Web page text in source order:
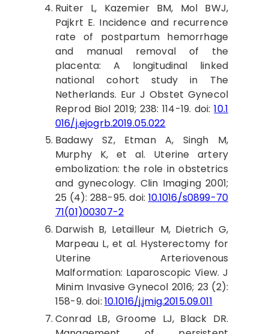
RuiterL, Kazemier BM, Mol BWJ,
Pajkrt E. Incidence and recurrence
rate of postpartum hemorrhage
and manual removal of the
placenta: A longitudinal linked
national cohort study in The
Netherlands. Eur J Obstet Gynecol
Reprod Biol 2019; 238: 114-19. doi:10.1
016/j.ejogrb.2019.05.022
BadawySZ, Etman A, Singh M,
Murphy K, et al. Uterine artery
embolization: the role in obstetrics
and gynecology. Clin Imaging 2001;
25 (4): 288-95. doi: 10.1016/s0899-70
71(01)00307-2
Darwish B, Letailleur M, Dietrich G,
Marpeau L, et al. Hysterectomy for
Uterine Arteriovenous
Malformation: Laparoscopic View. J
Minim Invasive Gynecol 2016; 23 (2):
158-9. doi: 10.1016/j.jmig.2015.09.011
ConradLB, Groome LJ, Black DR.